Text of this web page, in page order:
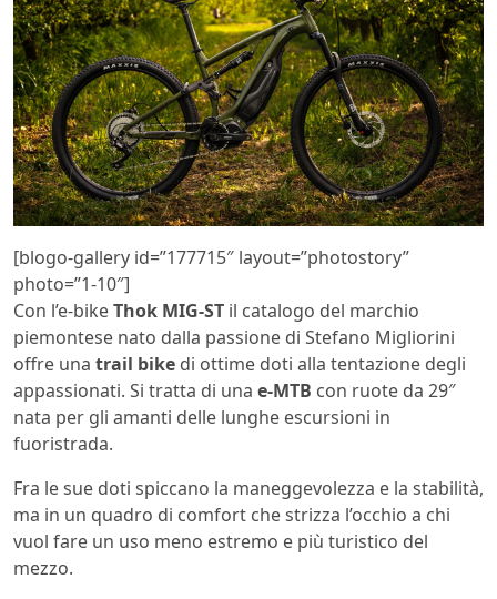
[blogo-gallery id=”177715″ layout=”photostory”
photo=”1-10″]
Con l’e-bikeThok MIG-ST il catalogo del marchio
piemontese nato dalla passione di Stefano Migliorini
offre una trail bike di ottime doti alla tentazione degli
appassionati. Si tratta di una e-MTB con ruote da 29″
nata per gli amanti delle lunghe escursioni in
fuoristrada.
Fra le sue doti spiccano la maneggevolezza e la stabilità,
ma in un quadro di comfort che strizza l’occhio a chi
vuol fare un uso meno estremo e più turistico del
mezzo.